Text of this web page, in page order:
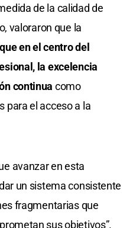
de la calidad de
valoraron que la
en el centro del
la excelencia
continua como
para el acceso a la
avanzar en esta
un sistema consistente
fragmentarias que
sus objetivos”.